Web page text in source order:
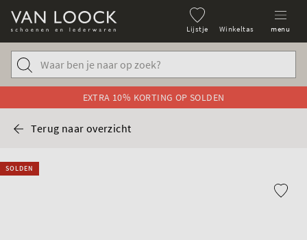
Lijstje Winkeltas menu
EXTRA 10% KORTING OP SOLDEN
Terug naar overzicht
SOLDEN